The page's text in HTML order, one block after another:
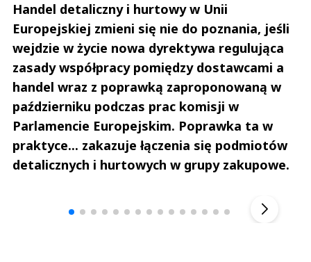
Handel detaliczny i hurtowy w Unii
Europejskiej zmieni się nie do poznania, jeśli
wejdzie w życie nowa dyrektywa regulująca
zasady współpracy pomiędzy dostawcami a
handel wraz z poprawką zaproponowaną w
październiku podczas prac komisji w
Parlamencie Europejskim. Poprawka ta w
praktyce... zakazuje łączenia się podmiotów
detalicznych i hurtowych w grupy zakupowe.